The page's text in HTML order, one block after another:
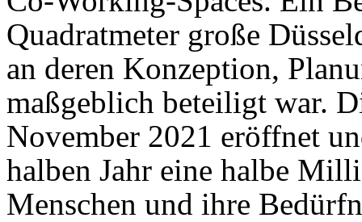
Quadratmeter große
an deren Konzeption,
maßgeblich beteiligt war.
November 2021 eröffnet
halben Jahr eine halbe
Menschen und ihre